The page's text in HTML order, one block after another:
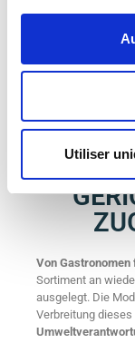
Utiliser
Von
Sortiment an
ausgelegt. Die
Verbreitung